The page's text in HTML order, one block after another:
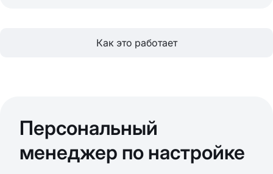
Как это работает
Персональный
менеджер по настройке